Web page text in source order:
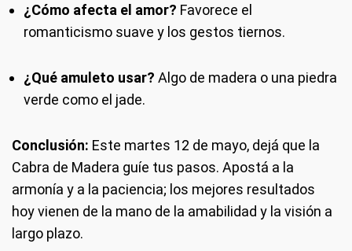
¿Cómo afecta el amor? Favorece el
romanticismo suave y los gestos tiernos.
¿Qué amuleto usar? Algo de madera o una piedra
verde como el jade.
Conclusión: Este martes 12 de mayo, dejá que la
Cabra de Madera guíe tus pasos. Apostá a la
armonía y a la paciencia; los mejores resultados
hoy vienen de la mano de la amabilidad y la visión a
largo plazo.